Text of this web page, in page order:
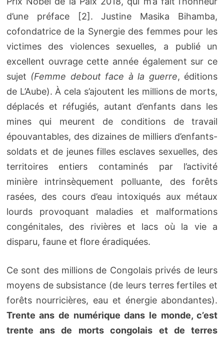
d’une préface [2]. Justine Masika Bihamba,
cofondatrice de la Synergie des femmes pour les
victimes des violences sexuelles, a publié un
excellent ouvrage cette année également sur ce
sujet (Femme debout face à la guerre, éditions
de L’Aube). À cela s’ajoutent les millions de morts,
déplacés et réfugiés, autant d’enfants dans les
mines qui meurent de conditions de travail
épouvantables, des dizaines de milliers d’enfants-
soldats et de jeunes filles esclaves sexuelles, des
territoires entiers contaminés par l’activité
minière intrinsèquement polluante, des forêts
rasées, des cours d’eau intoxiqués aux métaux
lourds provoquant maladies et malformations
congénitales, des rivières et lacs où la vie a
disparu, faune et flore éradiquées.
Ce sont des millions de Congolais privés de leurs
moyens de subsistance (de leurs terres fertiles et
forêts nourricières, eau et énergie abondantes).
Trente ans de numérique dans le monde, c’est
trente ans de morts congolais et de terres